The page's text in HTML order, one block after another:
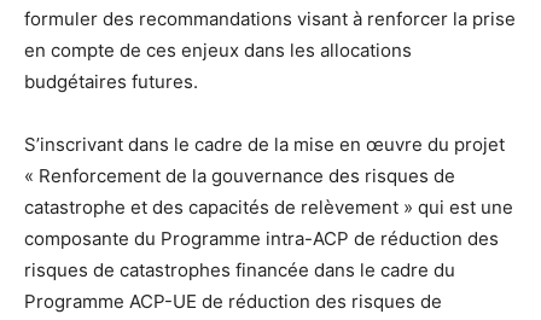
formuler des recommandations visant à renforcer la prise
en compte de ces enjeux dans les allocations
budgétaires futures.
S’inscrivant dans le cadre de la mise en œuvre du projet
« Renforcement de la gouvernance des risques de
catastrophe et des capacités de relèvement » qui est une
composante du Programme intra-ACP de réduction des
risques de catastrophes financée dans le cadre du
Programme ACP-UE de réduction des risques de